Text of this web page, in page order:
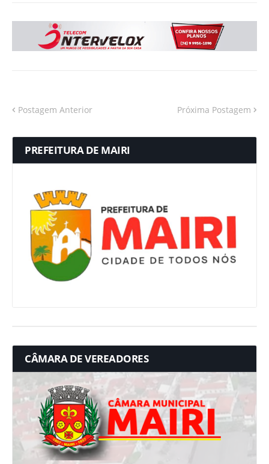
Postagem Anterior Próxima Postagem
PREFEITURA DE MAIRI
CÂMARA DE VEREADORES